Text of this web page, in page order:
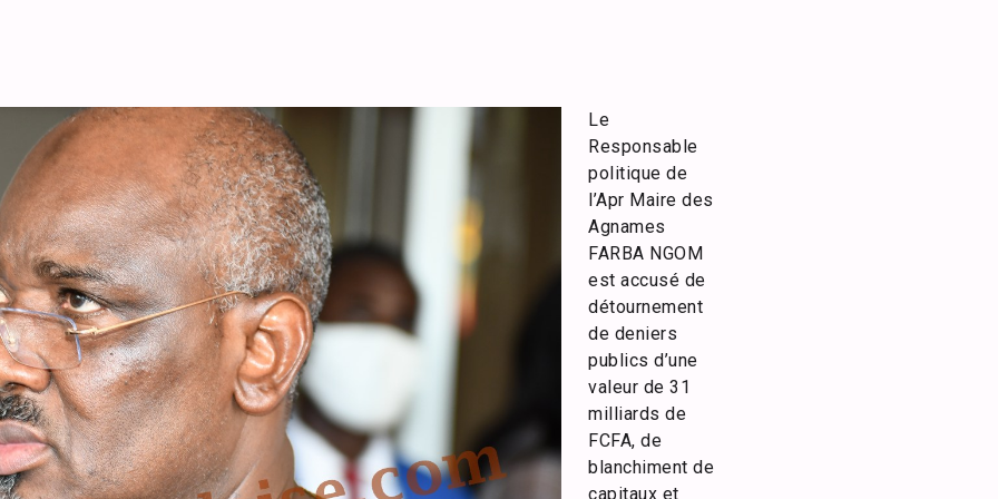
Le
Responsable
politique de
l’Apr Maire des
Agnames
FARBA NGOM
est accusé de
détournement
de deniers
publics d’une
valeur de 31
milliards de
FCFA, de
blanchiment de
capitaux et